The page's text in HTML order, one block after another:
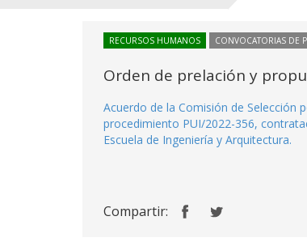
RECURSOS HUMANOS CONVOCATORIAS DE
Orden de prelación y
Acuerdo de la Comisión de Selección
procedimiento PUI/2022-356,
Escuela de Ingeniería y Arquitectura.
Compartir: